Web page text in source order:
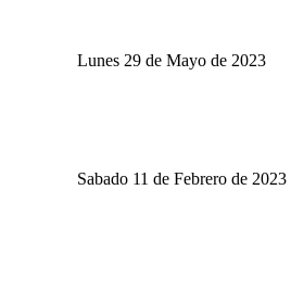
Lunes 29 de Mayo de 2023
Sabado 11 de Febrero de 2023